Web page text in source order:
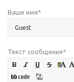
Ваше имя*
Текст сообщения*